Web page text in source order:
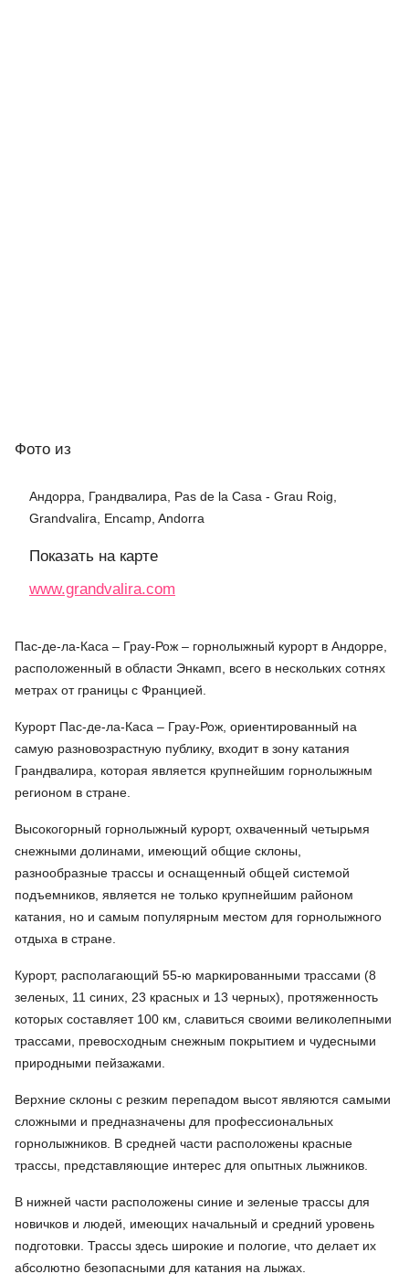
Фото из
Андорра, Грандвалира, Pas de la Casa - Grau Roig,
Grandvalira, Encamp, Andorra
Показать на карте
www.grandvalira.com
Пас-де-ла-Каса – Грау-Рож – горнолыжный курорт в Андорре,
расположенный в области Энкамп, всего в нескольких сотнях
метрах от границы с Францией.
Курорт Пас-де-ла-Каса – Грау-Рож, ориентированный на
самую разновозрастную публику, входит в зону катания
Грандвалира, которая является крупнейшим горнолыжным
регионом в стране.
Высокогорный горнолыжный курорт, охваченный четырьмя
снежными долинами, имеющий общие склоны,
разнообразные трассы и оснащенный общей системой
подъемников, является не только крупнейшим районом
катания, но и самым популярным местом для горнолыжного
отдыха в стране.
Курорт, располагающий 55-ю маркированными трассами (8
зеленых, 11 синих, 23 красных и 13 черных), протяженность
которых составляет 100 км, славиться своими великолепными
трассами, превосходным снежным покрытием и чудесными
природными пейзажами.
Верхние склоны с резким перепадом высот являются самыми
сложными и предназначены для профессиональных
горнолыжников. В средней части расположены красные
трассы, представляющие интерес для опытных лыжников.
В нижней части расположены синие и зеленые трассы для
новичков и людей, имеющих начальный и средний уровень
подготовки. Трассы здесь широкие и пологие, что делает их
абсолютно безопасными для катания на лыжах.